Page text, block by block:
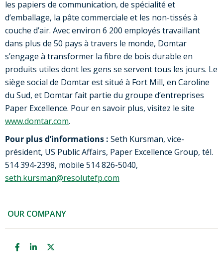
les papiers de communication, de spécialité et
d’emballage, la pâte commerciale et les non-tissés à
couche d’air. Avec environ 6 200 employés travaillant
dans plus de 50 pays à travers le monde, Domtar
s’engage à transformer la fibre de bois durable en
produits utiles dont les gens se servent tous les jours. Le
siège social de Domtar est situé à Fort Mill, en Caroline
du Sud, et Domtar fait partie du groupe d’entreprises
Paper Excellence. Pour en savoir plus, visitez le site
www.domtar.com.
Pour plus d’informations : Seth Kursman, vice-
président, US Public Affairs, Paper Excellence Group, tél.
514 394-2398, mobile 514 826-5040,
seth.kursman@resolutefp.com
OUR COMPANY